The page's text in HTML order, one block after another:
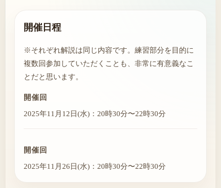
開催日程
※それぞれ解説は同じ内容です。練習部分を目的に
複数回参加していただくことも、非常に有意義なこ
とだと思います。
開催回
2025年11月12日(水)：20時30分〜22時30分
開催回
2025年11月26日(水)：20時30分〜22時30分